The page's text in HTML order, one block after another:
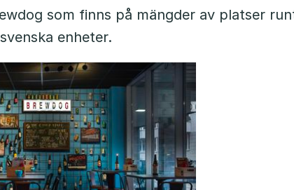
som finns på mängder av platser
enheter.